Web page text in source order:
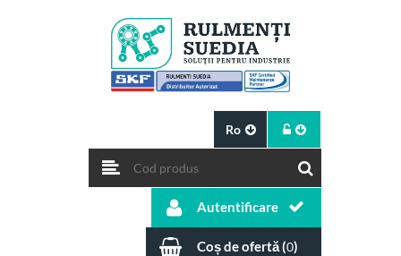
Ro
Autentificare
Coș de ofertă (0)